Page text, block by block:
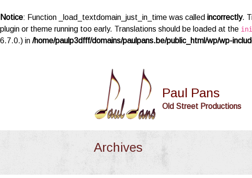
Notice: Function _load_textdomain_just_in_time was called incorrectly.
plugin or theme running too early. Translations should be loaded at the
6.7.0.) in /home/paulp3dfff/domains/paulpans.be/public_html/wp/wp-
Paul Pans
Old Street Productions
Archives